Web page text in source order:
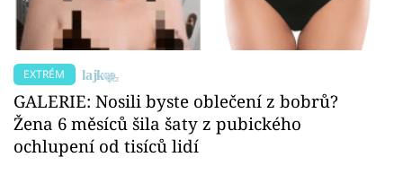
EXTRÉM
GALERIE: Nosili byste oblečení z bobrů?
Žena 6 měsíců šila šaty z pubického
ochlupení od tisíců lidí